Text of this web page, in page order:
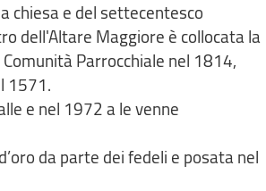
chiesa e del settecentesco
dell'Altare Maggiore è collocata la
Parrocchiale nel 1814,
1571.
e nel 1972 a le venne
da parte dei fedeli e posata nel